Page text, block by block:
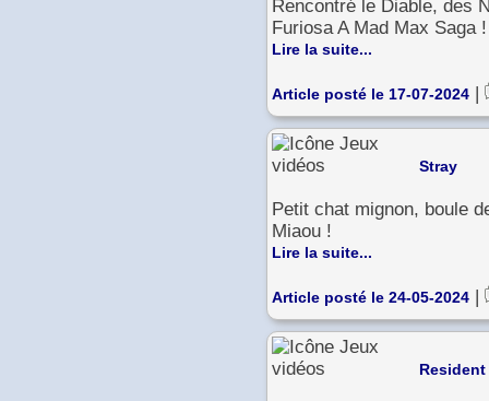
Rencontré le Diable, des
Furiosa A Mad Max Saga !
Lire la suite...
Article posté le 17-07-2024 |
Stray
Petit chat mignon, boule
Miaou !
Lire la suite...
Article posté le 24-05-2024 |
Resident